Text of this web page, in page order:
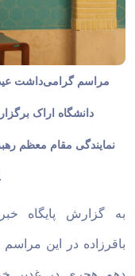
مراسم گرامی‌داشت
دانشگاه اراک
نمایندگی مقام معظم
غدیر و
به گزارش پایگاه
باقرزاده در این